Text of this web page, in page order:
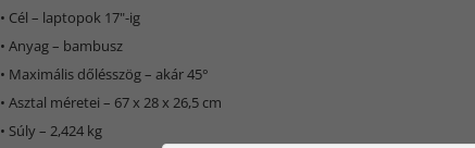
• Cél – laptopok 17"-ig
• Anyag – bambusz
• Maximális dőlésszög – akár 45°
• Asztal méretei – 67 x 28 x 26,5 cm
• Súly – 2,424 kg